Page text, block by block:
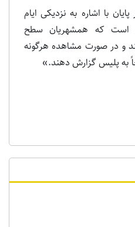
با اشاره به نزدیکی ایام
است که همشهریان سطح
و در صورت مشاهده هرگونه
به پلیس گزارش دهند.»